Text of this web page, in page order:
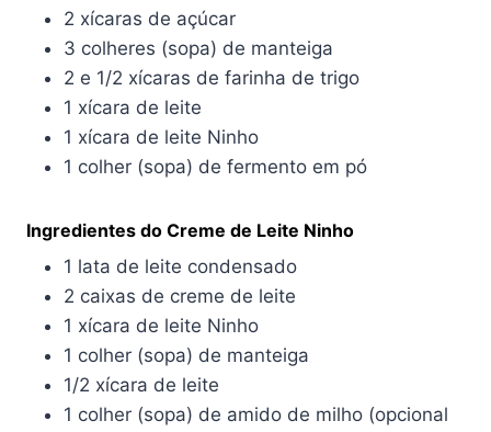
2 xícaras de açúcar
3 colheres (sopa) de manteiga
2 e 1/2 xícaras de farinha de trigo
1 xícara de leite
1 xícara de leite Ninho
1 colher (sopa) de fermento em pó
Ingredientes do Creme de Leite Ninho
1 lata de leite condensado
2 caixas de creme de leite
1 xícara de leite Ninho
1 colher (sopa) de manteiga
1/2 xícara de leite
1 colher (sopa) de amido de milho (opcional